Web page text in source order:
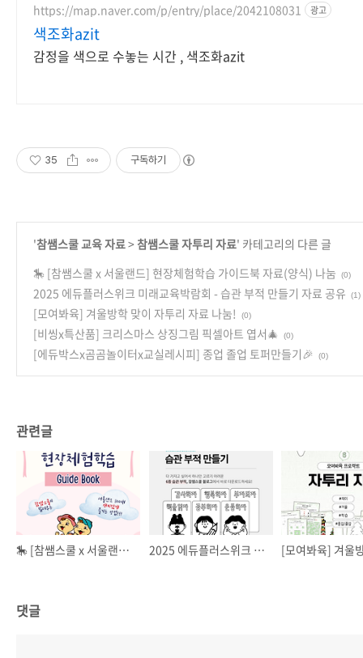
https://map.naver.com/p/entry/place/2042108031 광고
색조화azit
감정을 색으로 수놓는 시간 , 색조화azit
35 구독하기
'참쌤스쿨 교육 자료> 참쌤스쿨 자투리 자료' 카테고리의 다른 글
🎠 [참쌤스쿨 x 서울랜드] 현장체험학습 가이드북 자료(양식) 나눔
(0)
2025 에듀플러스위크 미래교육박람회 - 습관 부적 만들기 자료 공유 (1)
[모여봐육] 겨울방학 맞이 자투리 자료 나눔! (0)
[비씽x특산품] 크리스마스 상징그림 픽셀아트 엽서🎄 (0)
[에듀박스x곰곰놀이터x교실레시피] 종업 졸업 토퍼만들기🎉 (0)
관련글
🎠 [참쌤스쿨 x 서울랜드] 현장체험학습 가이드북 자료(양식) 나눔 2025 에듀플러스위크 미래교육박람회 - 습관 부적 만들기 자료 공유
댓글